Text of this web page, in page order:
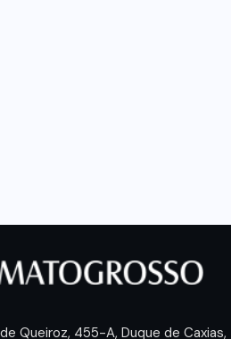
Queiroz, 455-A, Duque de Caxias,